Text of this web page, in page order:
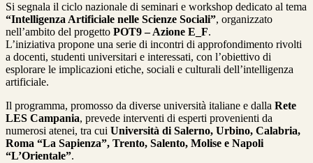
Si segnala il ciclo nazionale di seminari e workshop dedicato al tema
“Intelligenza Artificiale nelle Scienze Sociali”, organizzato
nell’ambito del progetto POT9 – Azione E_F.
L’iniziativa propone una serie di incontri di approfondimento rivolti
a docenti, studenti universitari e interessati, con l’obiettivo di
esplorare le implicazioni etiche, sociali e culturali dell’intelligenza
artificiale.
Il programma, promosso da diverse università italiane e dalla Rete
LES Campania, prevede interventi di esperti provenienti da
numerosi atenei, tra cui Università di Salerno, Urbino, Calabria,
Roma “La Sapienza”, Trento, Salento, Molise e Napoli
“L’Orientale”.